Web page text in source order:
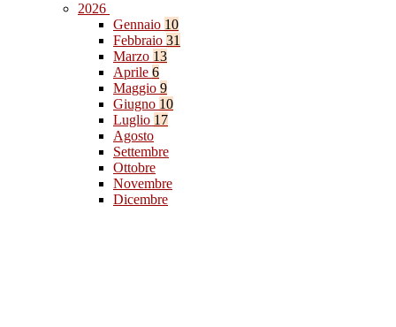
2026
Gennaio 10
Febbraio 31
Marzo 13
Aprile 6
Maggio 9
Giugno 10
Luglio 17
Agosto
Settembre
Ottobre
Novembre
Dicembre